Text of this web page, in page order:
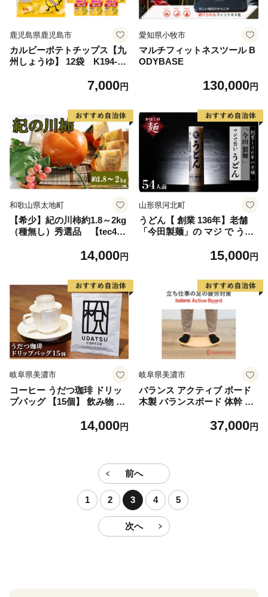
鹿児島県鹿児島市
カルビーポテトチップス【九
州しょうゆ】 12袋 K194-00
7,000円
愛知県小牧市
マルチフィットネスツール B
ODYBASE
130,000円
和歌山県太地町
【希少】紀の川柿約1.8～2kg
（種無し）秀選品 【tec405
14,000円
山形県河北町
うどん【 創業 136年】老舗
「今田製麺」の マジ で うど
15,000円
岐阜県美濃市
コーヒー うだつ珈琲 ドリッ
プバッグ 【15個】 飲み物 飲
ー ブラジル コロンビア タン
14,000円
岐阜県美濃市
バランス アクティブ ボード
木製 バランスボード 体幹 ト
グッズ 健康 健康グッズ 健康
37,000円
前へ
1 2 3 4 5
次へ